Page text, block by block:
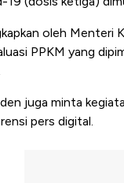
oleh Menteri
PPKM yang
juga minta
pers digital.